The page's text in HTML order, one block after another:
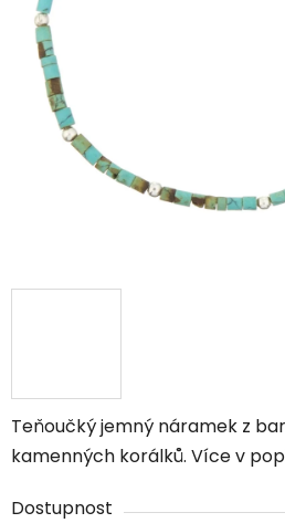
Teňoučký jemný náramek z
kamenných korálků. Více v
Dostupnost